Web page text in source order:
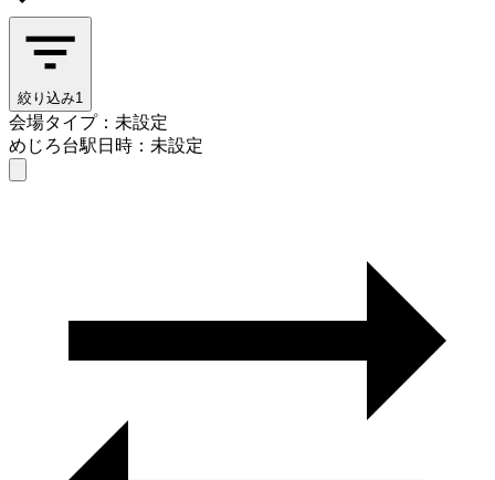
絞り込み1
会場タイプ：未設定
めじろ台駅日時：未設定